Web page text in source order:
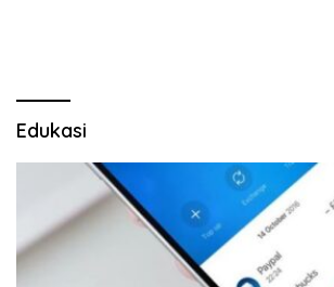
Edukasi